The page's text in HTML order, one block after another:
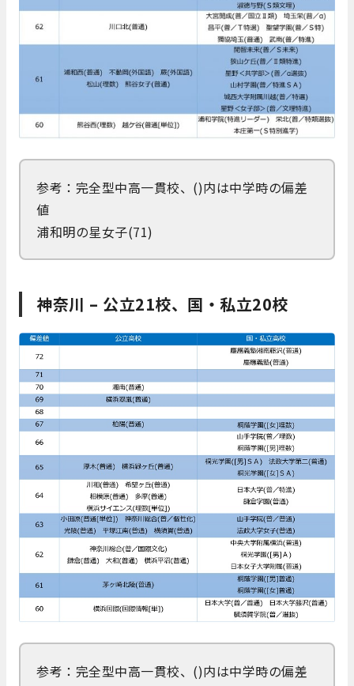
参考：完全型中高一貫校、()内は中学時の偏差
値
浦和明の星女子(71)
神奈川 – 公立21校、国・私立20校
参考：完全型中高一貫校、()内は中学時の偏差